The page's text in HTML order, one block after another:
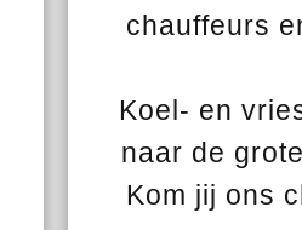
chauffeurs
Koel- en
naar de
Kom jij ons